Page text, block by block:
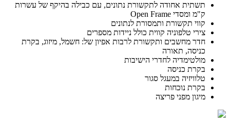
תשתית אחודה לתקשורת נתונים, עם כבילה בהיקף של עשרות
ק"מ ומסדי Open Frame
קווי תקשורת ותמסורת לנתונים
צירי טלפוניה קווית כולל ניידות מספרים
חדר מחשבים ותקשורת לרבות אפיון של: חשמל, מיזוג, בקרת
כניסה, תאורה
מולטימדיה לחדרי הישיבות
בקרת כניסה
טלוויזיה במעגל סגור
בקרת נוכחות
מיגון מפני פריצה